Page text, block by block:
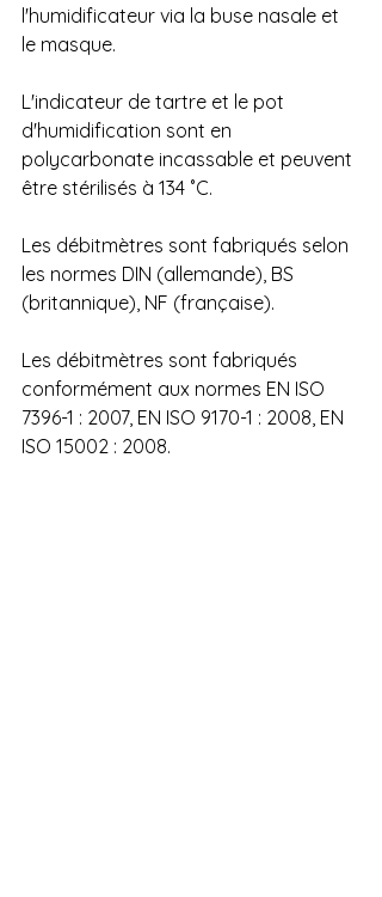
l'humidificateur via la buse nasale et
le masque.
L'indicateur de tartre et le pot
d'humidification sont en
polycarbonate incassable et peuvent
être stérilisés à 134 ˚C.
Les débitmètres sont fabriqués selon
les normes DIN (allemande), BS
(britannique), NF (française).
Les débitmètres sont fabriqués
conformément aux normes EN ISO
7396-1 : 2007, EN ISO 9170-1 : 2008, EN
ISO 15002 : 2008.